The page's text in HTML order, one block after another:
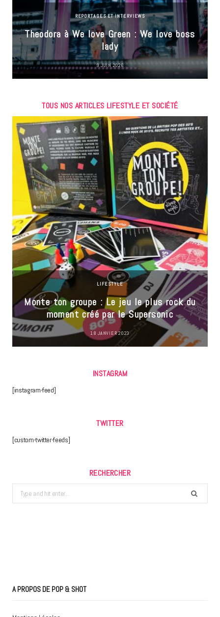
REPORTAGES ET INTERVIEWS
Theodora à We love Green : We love boss
lady
9 JUIN 2026
TOUS NOS ARTICLES LIFESTYLE ET SOCIÉTÉ
LIFESTYLE
Monte ton groupe : Le jeu le plus rock du
moment créé par le Supersonic
18 JANVIER 2023
INSTAGRAM
[instagram-feed]
TWITTER
[custom-twitter-feeds]
RECHERCHER
Search
for:
A PROPOS DE POP & SHOT